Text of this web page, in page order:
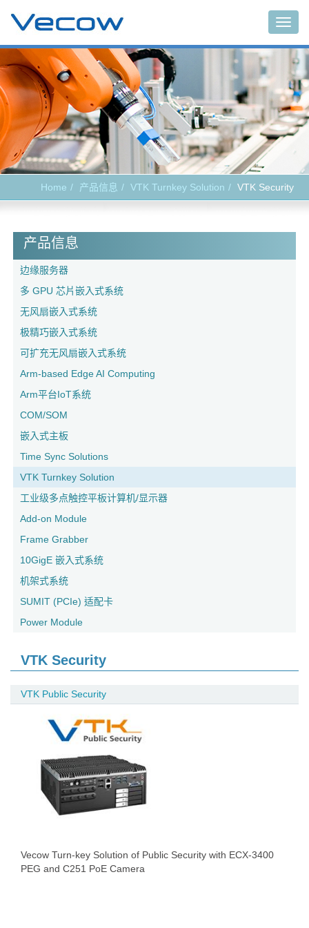
Home 产品信息 VTK Turnkey Solution VTK Security
产品信息
边缘服务器
多 GPU 芯片嵌入式系统
无风扇嵌入式系统
极精巧嵌入式系统
可扩充无风扇嵌入式系统
Arm-based Edge AI Computing
Arm平台IoT系统
COM/SOM
嵌入式主板
Time Sync Solutions
VTK Turnkey Solution
工业级多点触控平板计算机/显示器
Add-on Module
Frame Grabber
10GigE 嵌入式系统
机架式系统
SUMIT (PCIe) 适配卡
Power Module
VTK Security
VTK Public Security
Vecow Turn-key Solution of Public Security with ECX-3400
PEG and C251 PoE Camera